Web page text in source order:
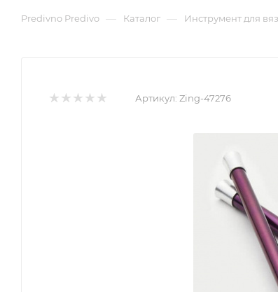
Predivno Predivo — Каталог — Инструмент для
Артикул: Zing-47276